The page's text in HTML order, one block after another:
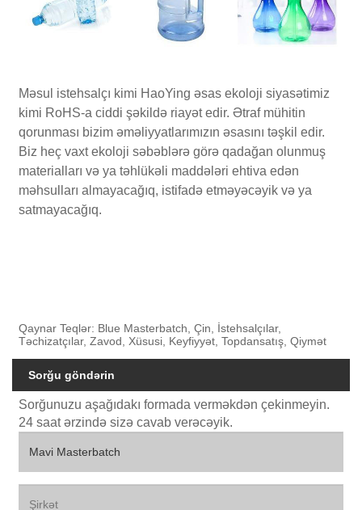
Məsul istehsalçı kimi HaoYing əsas ekoloji siyasətimiz
kimi RoHS-a ciddi şəkildə riayət edir. Ətraf mühitin
qorunması bizim əməliyyatlarımızın əsasını təşkil edir.
Biz heç vaxt ekoloji səbəblərə görə qadağan olunmuş
materialları və ya təhlükəli maddələri ehtiva edən
məhsulları almayacağıq, istifadə etməyəcəyik və ya
satmayacağıq.
Qaynar Teqlər: Blue Masterbatch, Çin, İstehsalçılar,
Təchizatçılar, Zavod, Xüsusi, Keyfiyyət, Topdansatış, Qiymət
Sorğu göndərin
Sorğunuzu aşağıdakı formada verməkdən çekinmeyin.
24 saat ərzində sizə cavab verəcəyik.